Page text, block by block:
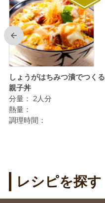
前
しょうがはちみつ漬でつくる
親子丼
分量：
2人分
熱量：
調理時間：
レシピを探す